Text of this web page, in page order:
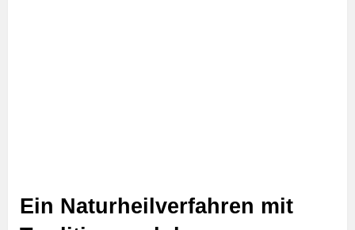
Ein Naturheilverfahren mit